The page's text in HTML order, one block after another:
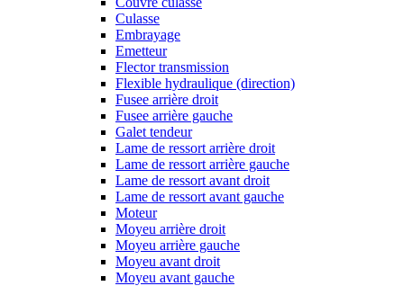
Culasse
Embrayage
Emetteur
Flector transmission
Flexible hydraulique (direction)
Fusee arrière droit
Fusee arrière gauche
Galet tendeur
Lame de ressort arrière droit
Lame de ressort arrière gauche
Lame de ressort avant droit
Lame de ressort avant gauche
Moteur
Moyeu arrière droit
Moyeu arrière gauche
Moyeu avant droit
Moyeu avant gauche